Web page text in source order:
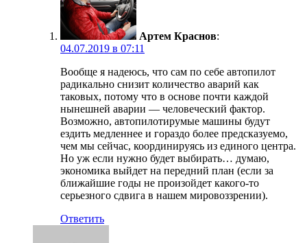
Артем Краснов:
04.07.2019 в 07:11
Вообще я надеюсь, что сам по себе автопилот
радикально снизит количество аварий как
таковых, потому что в основе почти каждой
нынешней аварии — человеческий фактор.
Возможно, автопилотирумые машины будут
ездить медленнее и гораздо более предсказуемо,
чем мы сейчас, координируясь из единого центра.
Но уж если нужно будет выбирать… думаю,
экономика выйдет на передний план (если за
ближайшие годы не произойдет какого-то
серьезного сдвига в нашем мировоззрении).
Ответить